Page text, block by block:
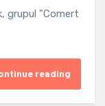
grupul "Comert
reading